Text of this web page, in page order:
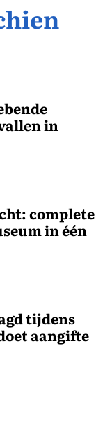
in
complete
in één
tijdens
aangifte